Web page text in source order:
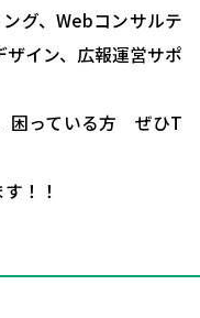
グ、Webコンサルテ
イン、広報運営サポ
困っている方 ぜひT
！！